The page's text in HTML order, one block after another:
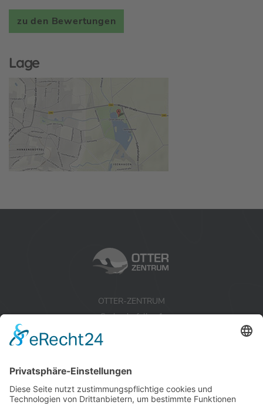
zu den Bewertungen
Lage
OTTER-ZENTRUM
Sudendorfallee 1
29386 Hankensbüttel